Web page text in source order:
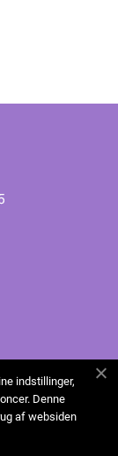
indstillinger,
Denne
af websiden